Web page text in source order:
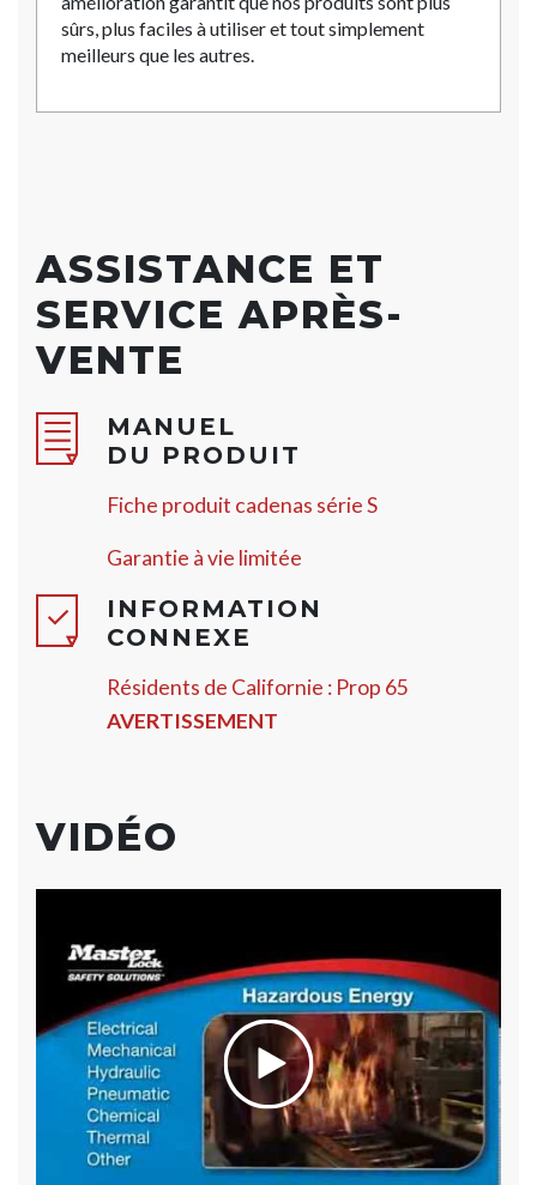
sûrs, plus faciles à utiliser et tout simplement
meilleurs que les autres.
ASSISTANCE ET
SERVICE APRÈS-
VENTE
MANUEL
DU PRODUIT
Fiche produit cadenas série S
Garantie à vie limitée
INFORMATION
CONNEXE
Résidents de Californie : Prop 65
AVERTISSEMENT
VIDÉO